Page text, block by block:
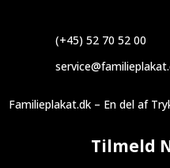
(+45) 52 70 52 00
Familieplakat.dk – En del af
Tilmeld